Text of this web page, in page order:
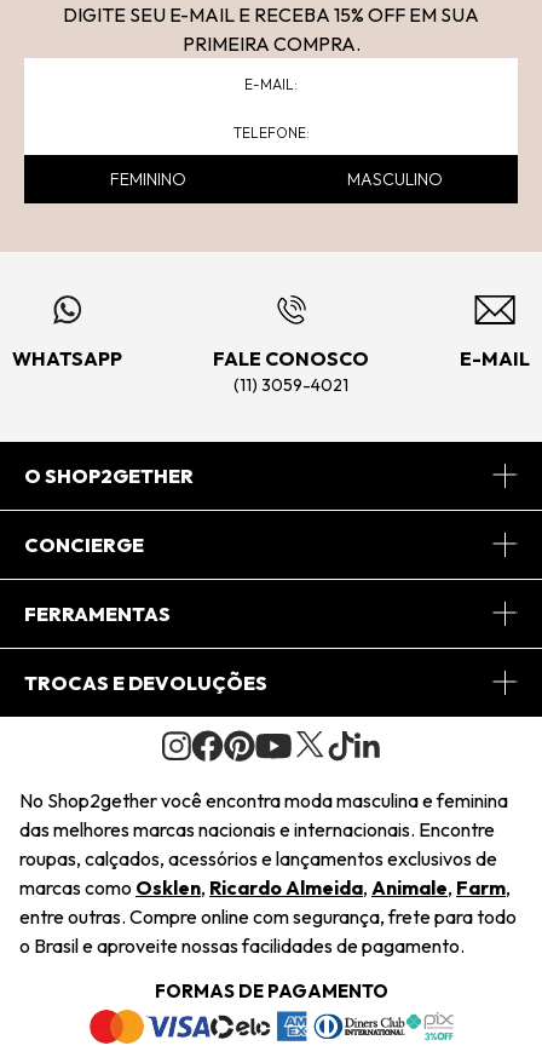
DIGITE SEU E-MAIL E RECEBA 15% OFF EM SUA
PRIMEIRA COMPRA.
FEMININO MASCULINO
WHATSAPP FALE CONOSCO
(11) 3059-4021
E-MAIL
O SHOP2GETHER
Sobre Nós
Journal
Saiu na Mídia
Sustentabilidade
Navegando
Termos e Condições
CONCIERGE
Central de Relacionamento
Regulamento e Promoções
FERRAMENTAS
Minha Conta
Pedido de Presente
Wishlist
TROCAS E DEVOLUÇÕES
Condições Gerais
Troca Fácil
Restituição de Pagamento
Dúvidas Frequentes
Termos e Condições
Política de Privacidade
No Shop2gether você encontra moda masculina e feminina
das melhores marcas nacionais e internacionais. Encontre
roupas, calçados, acessórios e lançamentos exclusivos de
marcas como Osklen, Ricardo Almeida, Animale, Farm,
entre outras. Compre online com segurança, frete para todo
o Brasil e aproveite nossas facilidades de pagamento.
FORMAS DE PAGAMENTO